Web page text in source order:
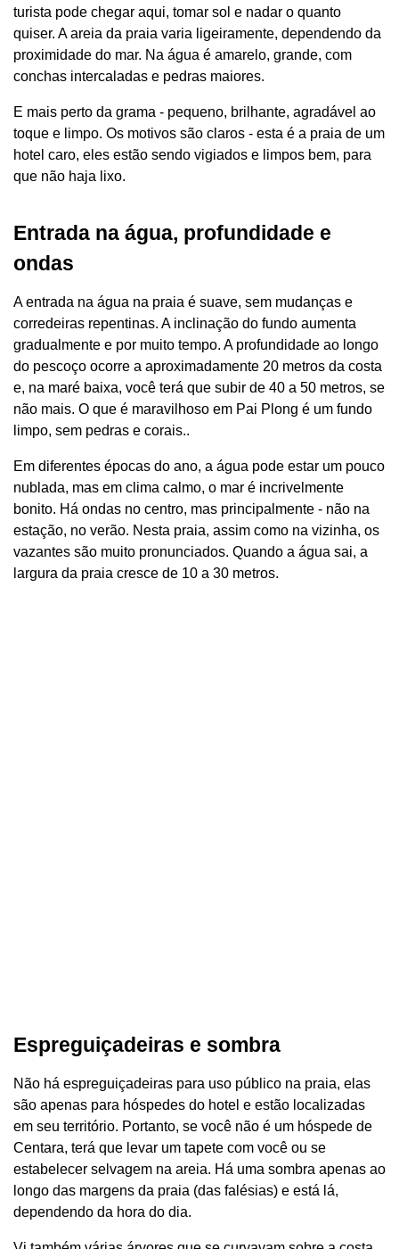
turista pode chegar aqui, tomar sol e nadar o quanto
quiser. A areia da praia varia ligeiramente, dependendo da
proximidade do mar. Na água é amarelo, grande, com
conchas intercaladas e pedras maiores.
E mais perto da grama - pequeno, brilhante, agradável ao
toque e limpo. Os motivos são claros - esta é a praia de um
hotel caro, eles estão sendo vigiados e limpos bem, para
que não haja lixo.
Entrada na água, profundidade e
ondas
A entrada na água na praia é suave, sem mudanças e
corredeiras repentinas. A inclinação do fundo aumenta
gradualmente e por muito tempo. A profundidade ao longo
do pescoço ocorre a aproximadamente 20 metros da costa
e, na maré baixa, você terá que subir de 40 a 50 metros, se
não mais. O que é maravilhoso em Pai Plong é um fundo
limpo, sem pedras e corais..
Em diferentes épocas do ano, a água pode estar um pouco
nublada, mas em clima calmo, o mar é incrivelmente
bonito. Há ondas no centro, mas principalmente - não na
estação, no verão. Nesta praia, assim como na vizinha, os
vazantes são muito pronunciados. Quando a água sai, a
largura da praia cresce de 10 a 30 metros.
Espreguiçadeiras e sombra
Não há espreguiçadeiras para uso público na praia, elas
são apenas para hóspedes do hotel e estão localizadas
em seu território. Portanto, se você não é um hóspede de
Centara, terá que levar um tapete com você ou se
estabelecer selvagem na areia. Há uma sombra apenas ao
longo das margens da praia (das falésias) e está lá,
dependendo da hora do dia.